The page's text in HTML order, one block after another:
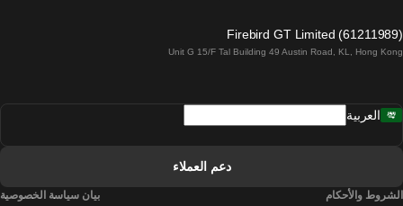
قطارات من لشبونة إلى مدريد
Firebird GT Limited (61211989)
Unit G 15/F Tal Building 49 Austin Road, KL, Hong Kong
العربية
دعم العملاء
الشروط والأحكام بيان سياسة الخصوصية